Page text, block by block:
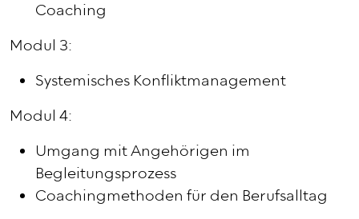
Coaching
Modul 3:
Systemisches Konfliktmanagement
Modul 4:
Umgang mit Angehörigen im
Begleitungsprozess
Coachingmethoden für den Berufsalltag